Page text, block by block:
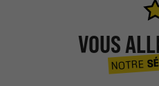
VOUS
NOTRE